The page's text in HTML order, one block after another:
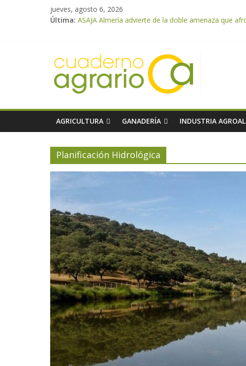
jueves, agosto 6, 2026
Última: ASAJA Almería advierte de la doble amenaza que
ASAJA Almería: las primeras recolecciones de
VÍDEO: Promoción y difusión de los valores de los
Cooperativas Agro-alimentarias de Andalucía
AGRICULTURA GANADERÍA INDUSTRIA
Planificación Hidrológica